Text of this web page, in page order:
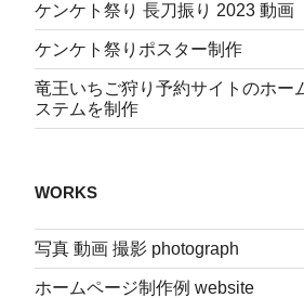
ケンケト祭り 長刀振り 2023 動画
ケンケト祭りポスター制作
竜王いちご狩り予約サイトのホー
ステムを制作
WORKS
写真 動画 撮影 photograph
ホームページ制作例 website